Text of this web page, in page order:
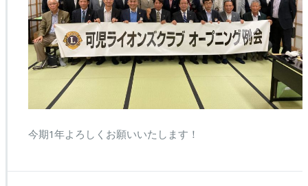
今期1年よろしくお願いいたします！